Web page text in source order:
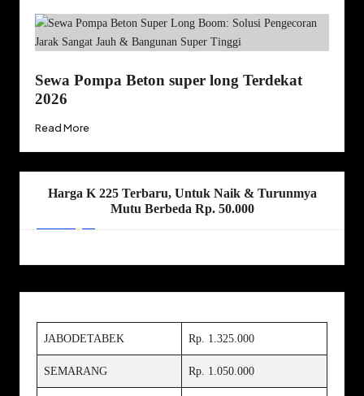
Sewa Pompa Beton super long Terdekat
2026
Read More
Harga K 225 Terbaru, Untuk Naik & Turunmya
Mutu Berbeda Rp. 50.000
JABODETABEK Rp. 1.325.000
SEMARANG Rp. 1.050.000